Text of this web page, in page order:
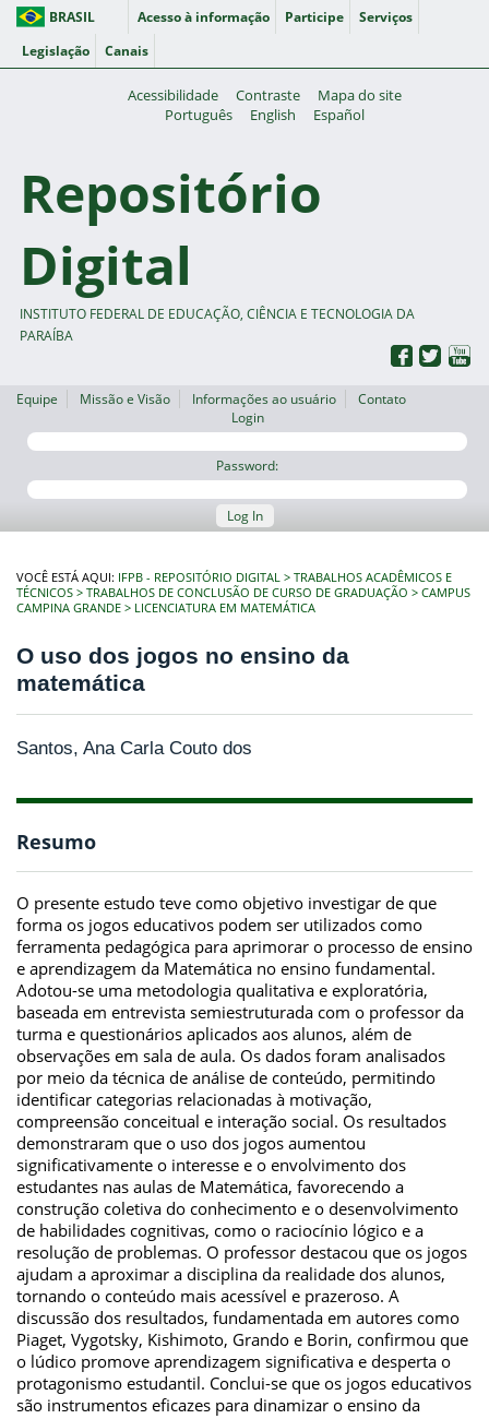
BRASIL Acesso à informação Participe
Serviços
Legislação
Canais
Acessibilidade Contraste
Mapa do site
Português
English Español
Repositório
Digital
INSTITUTO FEDERAL DE EDUCAÇÃO, CIÊNCIA E TECNOLOGIA DA
PARAÍBA
Equipe Missão e Visão Informações ao usuário
Contato
Login
Password:
Log In
VOCÊ ESTÁ AQUI: IFPB - REPOSITÓRIO DIGITAL
TRABALHOS ACADÊMICOS E
TÉCNICOS
TRABALHOS DE CONCLUSÃO DE CURSO DE GRADUAÇÃO
CAMPUS
CAMPINA GRANDE
LICENCIATURA EM MATEMÁTICA
O uso dos jogos no ensino da
matemática
Santos, Ana Carla Couto dos
Resumo
O presente estudo teve como objetivo investigar de que
forma os jogos educativos podem ser utilizados como
ferramenta pedagógica para aprimorar o processo de ensino
e aprendizagem da Matemática no ensino fundamental.
Adotou-se uma metodologia qualitativa e exploratória,
baseada em entrevista semiestruturada com o professor da
turma e questionários aplicados aos alunos, além de
observações em sala de aula. Os dados foram analisados
por meio da técnica de análise de conteúdo, permitindo
identificar categorias relacionadas à motivação,
compreensão conceitual e interação social. Os resultados
demonstraram que o uso dos jogos aumentou
significativamente o interesse e o envolvimento dos
estudantes nas aulas de Matemática, favorecendo a
construção coletiva do conhecimento e o desenvolvimento
de habilidades cognitivas, como o raciocínio lógico e a
resolução de problemas. O professor destacou que os jogos
ajudam a aproximar a disciplina da realidade dos alunos,
tornando o conteúdo mais acessível e prazeroso. A
discussão dos resultados, fundamentada em autores como
Piaget, Vygotsky, Kishimoto, Grando e Borin, confirmou que
o lúdico promove aprendizagem significativa e desperta o
protagonismo estudantil. Conclui-se que os jogos educativos
são instrumentos eficazes para dinamizar o ensino da